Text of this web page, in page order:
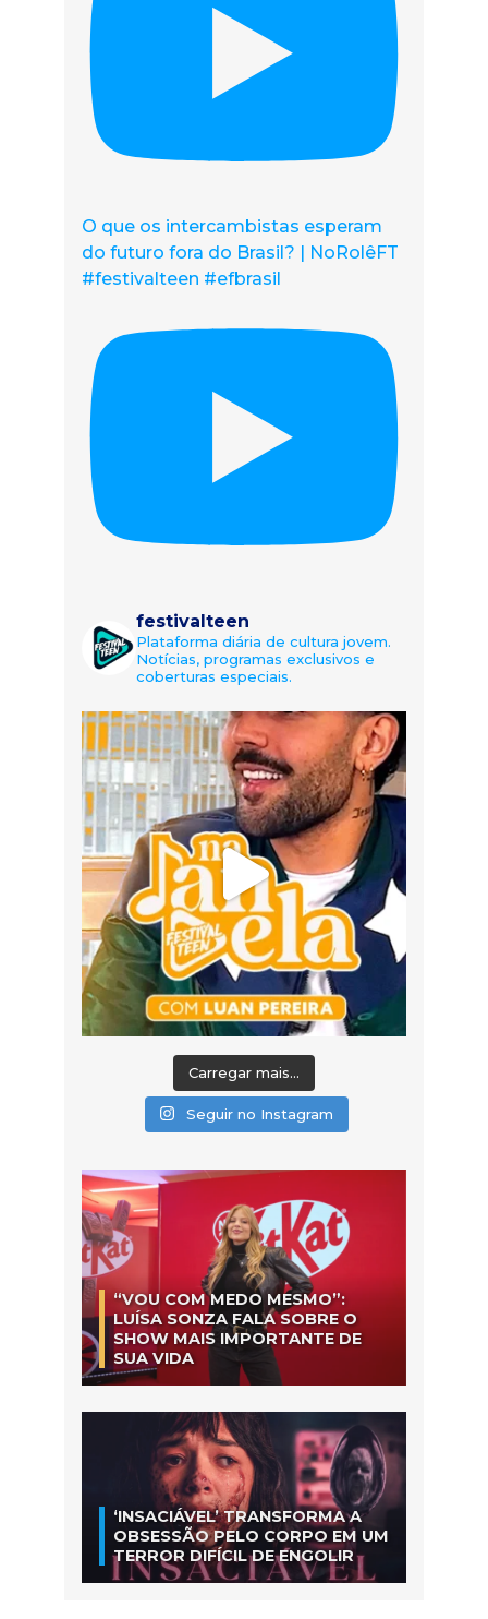
O que os intercambistas esperam
do futuro fora do Brasil? | NoRolêFT
#festivalteen #efbrasil
festivalteen
Plataforma diária de cultura jovem.
Notícias, programas exclusivos e
coberturas especiais.
Carregar mais...
Seguir no Instagram
“VOU COM MEDO MESMO”:
LUÍSA SONZA FALA SOBRE O
SHOW MAIS IMPORTANTE DE
SUA VIDA
‘INSACIÁVEL’ TRANSFORMA A
OBSESSÃO PELO CORPO EM UM
TERROR DIFÍCIL DE ENGOLIR